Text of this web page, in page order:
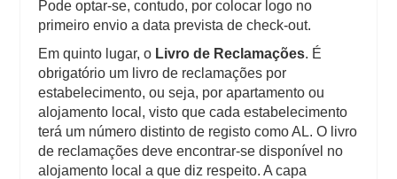
Pode optar-se, contudo, por colocar logo no
primeiro envio a data prevista de check-out.
Em quinto lugar, o Livro de Reclamações. É
obrigatório um livro de reclamações por
estabelecimento, ou seja, por apartamento ou
alojamento local, visto que cada estabelecimento
terá um número distinto de registo como AL. O livro
de reclamações deve encontrar-se disponível no
alojamento local a que diz respeito. A capa